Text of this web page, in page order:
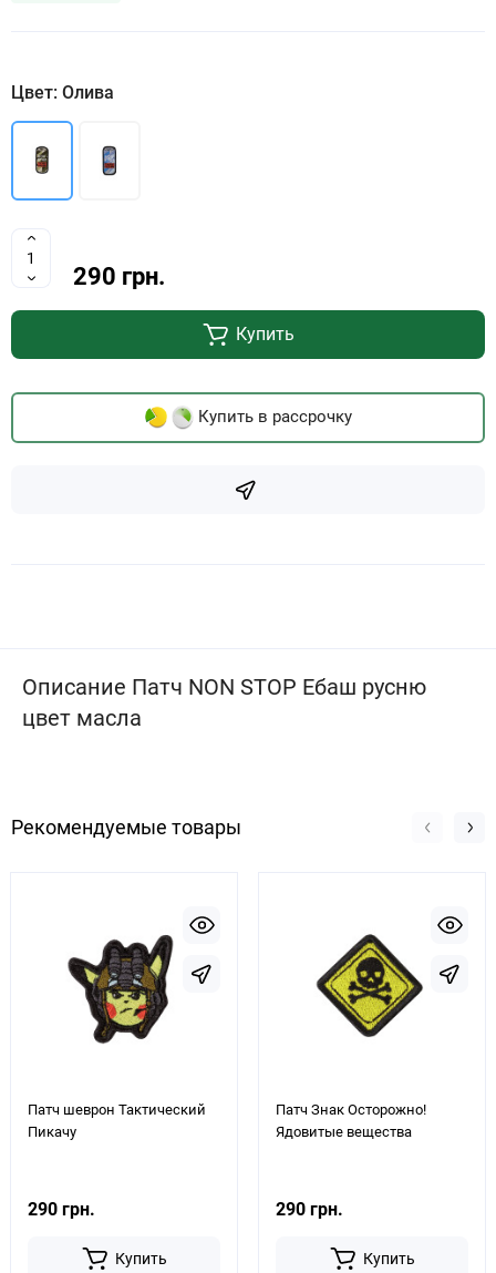
Цвет: Олива
290 грн.
Купить
Купить в рассрочку
Описание Патч NON STOP Ебаш русню
цвет масла
Рекомендуемые товары
Патч шеврон Тактический
Пикачу
290 грн.
Купить
Патч Знак Осторожно!
Ядовитые вещества
290 грн.
Купить